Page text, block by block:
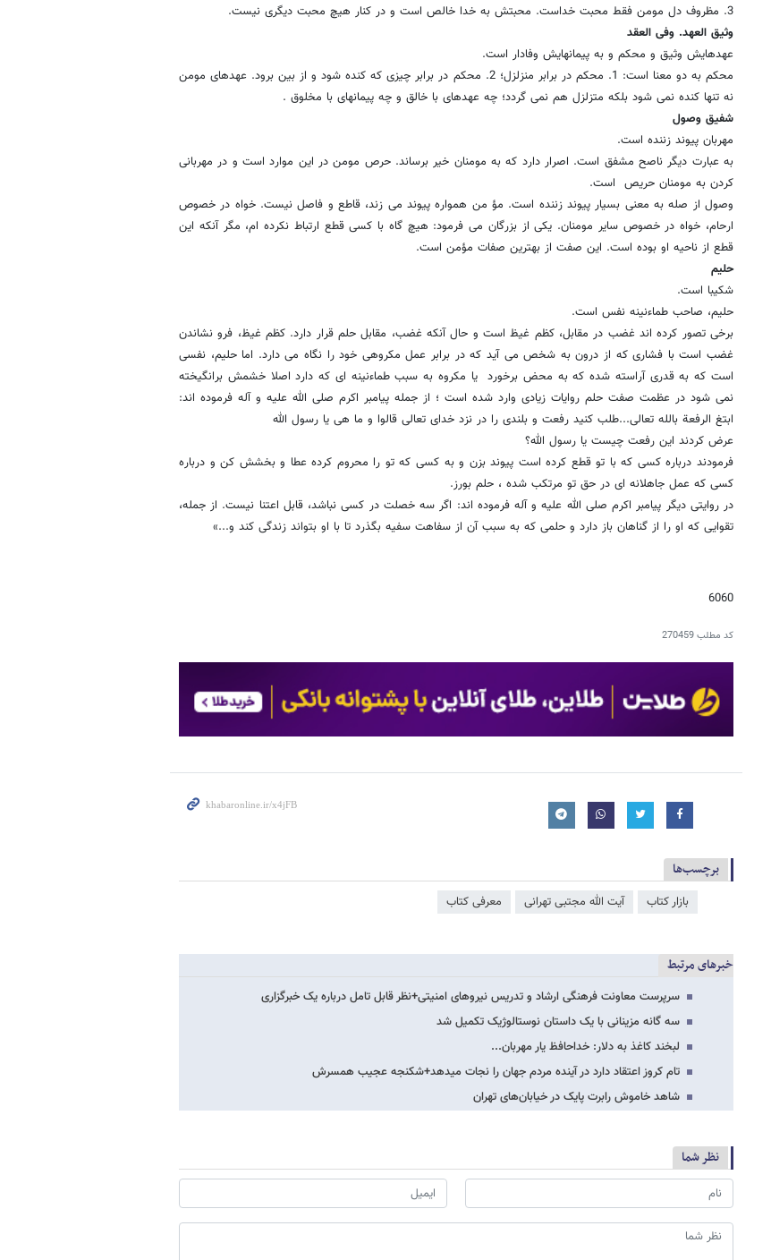
3. مظروف دل مومن فقط محبت خداست. محبتش به خدا خالص است و در کنار هیچ محبت دیگرى نیست.
وثیق العهد. وفى العقد
عهدهایش وثیق و محکم و به پیمانهایش وفادار است.
محکم به دو معنا است: 1. محکم در برابر منزلزل؛ 2. محکم در برابر چیزى که کنده شود و از بین برود. عهدهاى مومن
نه تنها کنده نمى شود بلکه متزلزل هم نمى گردد؛ چه عهدهاى با خالق و چه پیمانهاى با مخلوق .
شفیق وصول
مهربان پیوند زننده است.
به عبارت دیگر ناصح مشفق است. اصرار دارد که به مومنان خیر برساند. حرص مومن در این موارد است و در مهربانى
کردن به مومنان حریص ‍ است.
وصول از صله به معنى بسیار پیوند زننده است. مؤ من همواره پیوند مى زند، قاطع و فاصل نیست. خواه در خصوص
ارحام، خواه در خصوص سایر مومنان. یکى از بزرگان مى فرمود: هیچ گاه با کسى قطع ارتباط نکرده ام، مگر آنکه این
قطع از ناحیه او بوده است. این صفت از بهترین صفات مؤمن است.
حلیم
شکیبا است.
حلیم، صاحب طماءنینه نفس است.
برخى تصور کرده اند غضب در مقابل، کظم غیظ است و حال آنکه غضب، مقابل حلم قرار دارد. کظم غیظ، فرو نشاندن
غضب است با فشارى که از درون به شخص مى آید که در برابر عمل مکروهى خود را نگاه مى دارد. اما حلیم، نفسى
است که به قدرى آراسته شده که به محض برخورد یا مکروه به سبب طماءنینه اى که دارد اصلا خشمش برانگیخته
نمى شود در عظمت صفت حلم روایات زیادى وارد شده است ؛ از جمله پیامبر اکرم صلى الله علیه و آله فرموده اند:
ابتغ الرفعة بالله تعالى...طلب کنید رفعت و بلندى را در نزد خداى تعالى قالوا و ما هى یا رسول الله
عرض کردند این رفعت چیست یا رسول الله؟
فرمودند درباره کسى که با تو قطع کرده است پیوند بزن و به کسى که تو را محروم کرده عطا و بخشش کن و درباره
کسى که عمل جاهلانه اى در حق تو مرتکب شده ، حلم بورز.
در روایتى دیگر پیامبر اکرم صلى الله علیه و آله فرموده اند: اگر سه خصلت در کسى نباشد، قابل اعتنا نیست. از جمله،
تقوایى که او را از گناهان باز دارد و حلمى که به سبب آن از سفاهت سفیه بگذرد تا با او بتواند زندگى کند و...»
6060
کد مطلب270459
برچسب‌ها
بازار کتاب آیت الله مجتبی تهرانی معرفی کتاب
خبرهای مرتبط
سرپرست معاونت فرهنگی ارشاد و تدریس نیروهای امنیتی+نظر قابل تامل درباره یک خبرگزاری
سه گانه مزینانی با یک داستان نوستالوژیک تکمیل شد
لبخند کاغذ به دلار: خداحافظ یار مهربان...
تام کروز اعتقاد دارد در آینده مردم جهان را نجات می​دهد+شکنجه عجیب همسرش
شاهد خاموش رابرت پایک در خیابان‌های تهران
نظر شما